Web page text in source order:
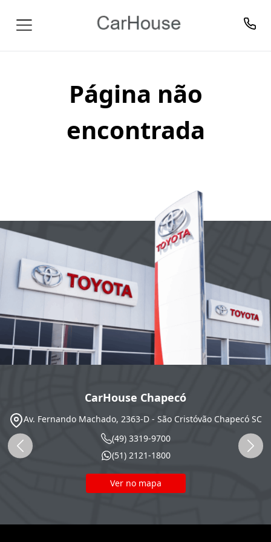
Página não
encontrada
CarHouse Chapecó
Av. Fernando Machado, 2363-D - São Cristóvão Chapecó SC
(49) 3319-9700
(51) 2121-1800
Ver no mapa